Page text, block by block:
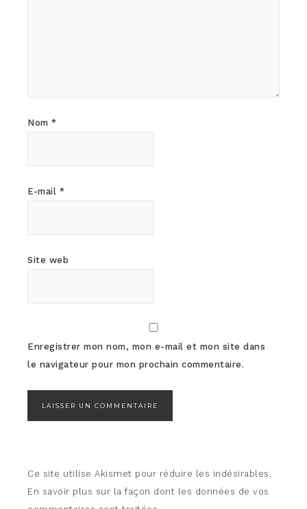
Nom *
E-mail *
Site web
Enregistrer mon nom, mon e-mail et mon site dans
le navigateur pour mon prochain commentaire.
Ce site utilise Akismet pour réduire les indésirables.
En savoir plus sur la façon dont les données de vos